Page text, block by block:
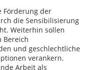
Förderung der
die Sensibilisierung
Weiterhin sollen
Bereich
und geschlechtliche
verankern.
Arbeit als